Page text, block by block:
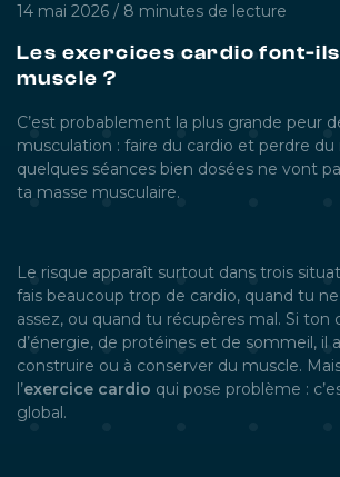
14 mai 2026 / 8 minutes de lecture
Les exercices cardio font-
muscle ?
C’est probablement la plus grande peur
musculation : faire du cardio et perdre
quelques séances bien dosées ne vont
ta masse musculaire.
Le risque apparaît surtout dans trois
fais beaucoup trop de cardio, quand tu
assez, ou quand tu récupères mal. Si ton
d’énergie, de protéines et de sommeil, il
construire ou à conserver du muscle.
l’exercice cardio qui pose problème :
global.